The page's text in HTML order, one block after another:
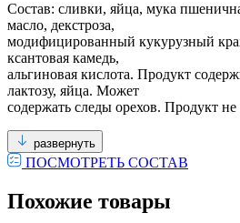
Состав: сливки, яйца, мука
масло, декстроза,
модифицированный кукурузный
ксантовая камедь,
альгиновая кислота. Продукт
лактозу, яйца. Может
содержать следы орехов. Продукт
развернуть
ПОСМОТРЕТЬ СОСТАВ
Похожие товары